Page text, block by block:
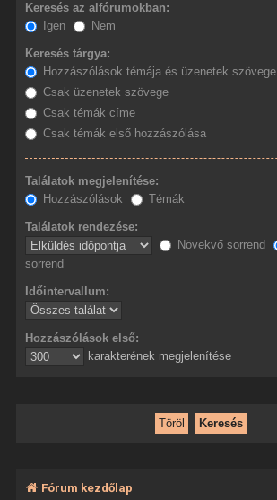
Keresés az alfórumokban:
Igen
Nem
Keresés tárgya:
Hozzászólások témája és üzenetek szövege
Csak üzenetek szövege
Csak témák címe
Csak témák első hozzászólása
Találatok megjelenítése:
Hozzászólások
Témák
Találatok rendezése:
Növekvő sorrend
sorrend
Időintervallum:
Hozzászólások első:
karakterének megjelenítése
Fórum kezdőlap